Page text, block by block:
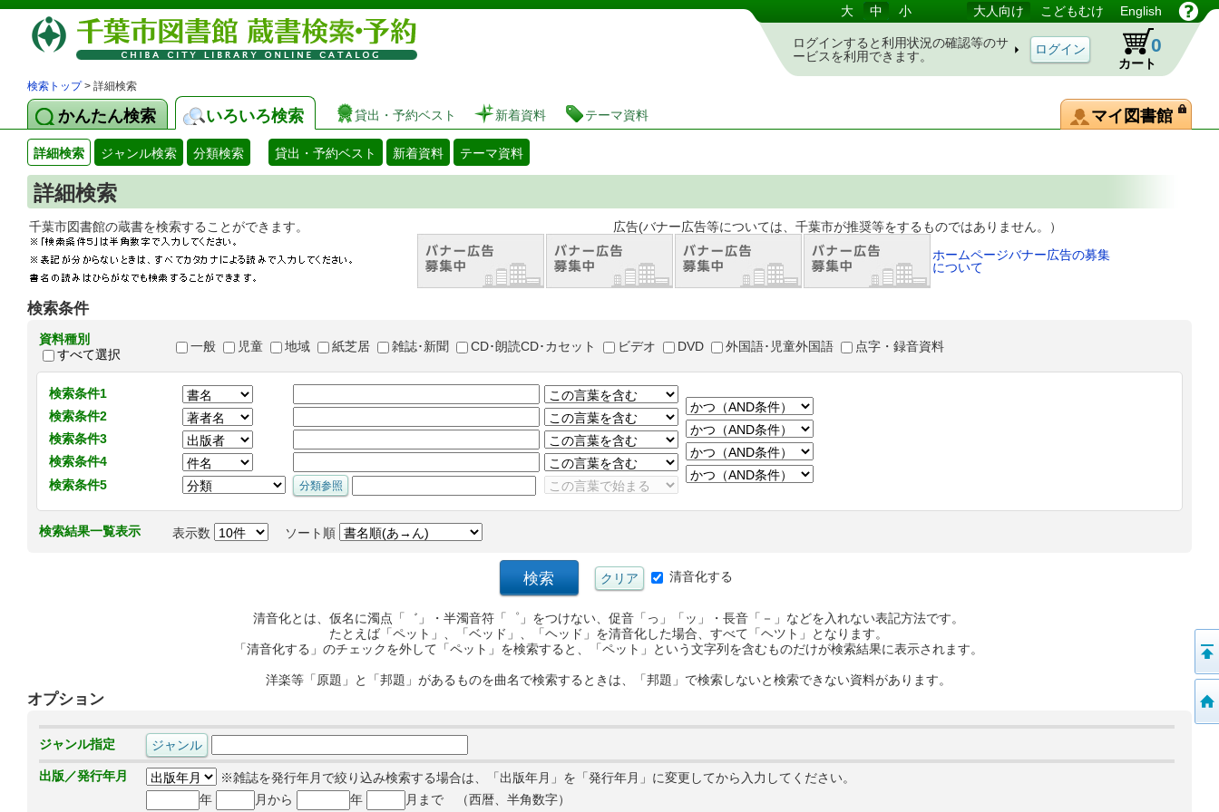
図書館 蔵書検索・予約システム 大 中 小 大人向け こどもむけ English
ログインすると利用状況の確認等のサ
ービスを利用できます。
カート
0
検索トップ> 詳細検索
かんたん検索 いろいろ検索 貸出・予約ベスト 新着資料 テーマ資料 マイ図書館
詳細検索 ジャンル検索 分類検索 貸出・予約ベスト 新着資料 テーマ資料
詳細検索
千葉市図書館の蔵書を検索することができます。 広告(バナー広告等については、千葉市が推奨等をするものではありません。）
ホームページバナー広告の募集
について
検索条件
資料種別
すべて選択
一般 児童 地域 紙芝居 雑誌･新聞 CD･朗読CD･カセット ビデオ DVD 外国語･児童外国語 点字・録音資料
検索条件1
検索条件2
検索条件3
検索条件4
検索条件5
検索結果一覧表示 表示数 ソート順
清音化する
清音化とは、仮名に濁点「゛」・半濁音符「゜」をつけない、促音「っ」「ッ」・長音「－」などを入れない表記方法です。
たとえば「ペット」、「ベッド」、「ヘッド」を清音化した場合、すべて「ヘツト」となります。
「清音化する」のチェックを外して「ペット」を検索すると、「ペット」という文字列を含むものだけが検索結果に表示されます。
洋楽等「原題」と「邦題」があるものを曲名で検索するときは、「邦題」で検索しないと検索できない資料があります。
オプション
ジャンル指定
出版／発行年月
※雑誌を発行年月で絞り込み検索する場合は、「出版年月」を「発行年月」に変更してから入力してください。
年
月から 年 月まで （西暦、半角数字）